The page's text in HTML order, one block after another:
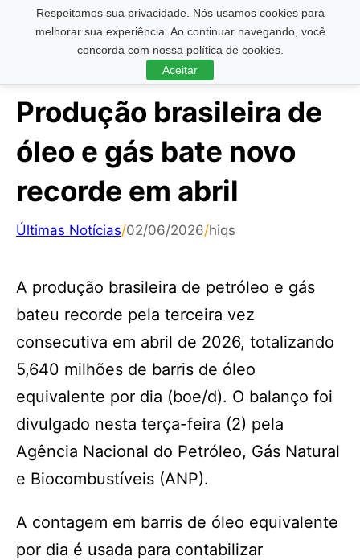
Respeitamos sua privacidade. Nós usamos cookies para
melhorar sua experiência. Ao continuar navegando, você
concorda com nossa política de cookies.
Aceitar
Pesquisar ...
Produção brasileira de
óleo e gás bate novo
recorde em abril
Últimas Notícias/02/06/2026/hiqs
A produção brasileira de petróleo e gás
bateu recorde pela terceira vez
consecutiva em abril de 2026, totalizando
5,640 milhões de barris de óleo
equivalente por dia (boe/d). O balanço foi
divulgado nesta terça-feira (2) pela
Agência Nacional do Petróleo, Gás Natural
e Biocombustíveis (ANP).
A contagem em barris de óleo equivalente
por dia é usada para contabilizar